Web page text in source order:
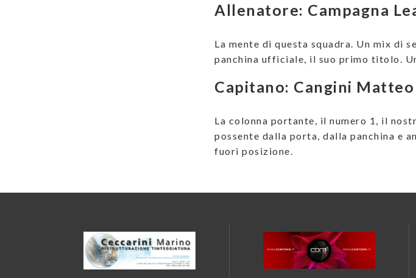
Allenatore: Campagna
La mente di questa squadra. Un mix di
panchina ufficiale, il suo primo titolo.
Capitano: Cangini Matteo
La colonna portante, il numero 1, il
possente dalla porta, dalla panchina e
fuori posizione.